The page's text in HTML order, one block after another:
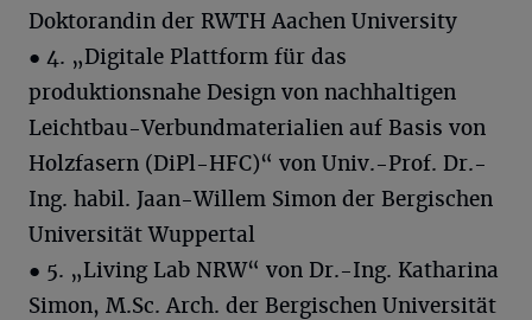
Doktorandin der RWTH Aachen University
● 4. „Digitale Plattform für das
produktionsnahe Design von nachhaltigen
Leichtbau-Verbundmaterialien auf Basis von
Holzfasern (DiPl-HFC)“ von Univ.-Prof. Dr.-
Ing. habil. Jaan-Willem Simon der Bergischen
Universität Wuppertal
● 5. „Living Lab NRW“ von Dr.-Ing. Katharina
Simon, M.Sc. Arch. der Bergischen Universität